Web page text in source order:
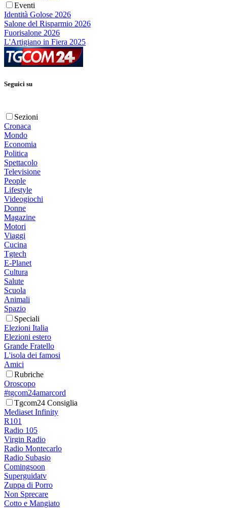
Eventi
Identità Golose 2026
Salone del Risparmio 2026
Fuorisalone 2026
L'Artigiano in Fiera 2025
Seguici su
Sezioni
Cronaca
Mondo
Economia
Politica
Spettacolo
Televisione
People
Lifestyle
Videogiochi
Donne
Magazine
Motori
Viaggi
Cucina
Tgtech
E-Planet
Cultura
Salute
Scuola
Animali
Spazio
Speciali
Elezioni Italia
Elezioni estero
Grande Fratello
L'isola dei famosi
Amici
Rubriche
Oroscopo
#tgcom24amarcord
Tgcom24 Consiglia
Mediaset Infinity
R101
Radio 105
Virgin Radio
Radio Montecarlo
Radio Subasio
Comingsoon
Superguidatv
Zuppa di Porro
Non Sprecare
Cotto e Mangiato